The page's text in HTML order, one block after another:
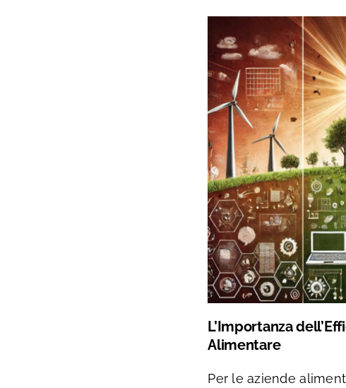
L’Importanza
Alimentare
Per le aziende